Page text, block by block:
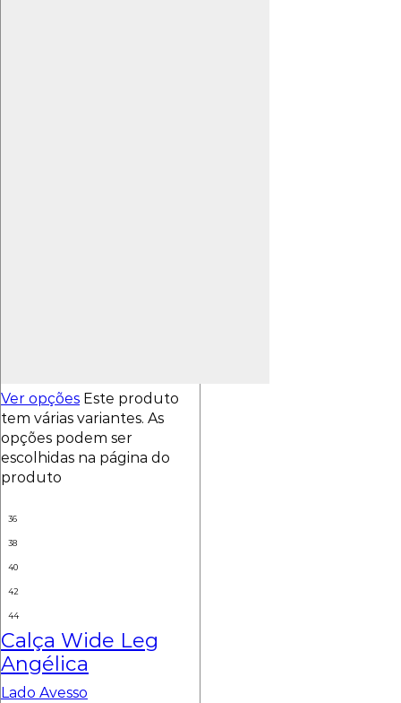
Ver opções Este produto
tem várias variantes. As
opções podem ser
escolhidas na página do
produto
36
38
40
42
44
Calça Wide Leg
Angélica
Lado Avesso